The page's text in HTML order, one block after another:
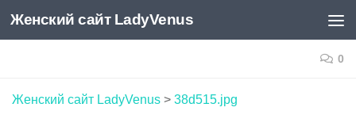
Skip to content
Женский сайт LadyVenus
0
Женский сайт LadyVenus > 38d515.jpg